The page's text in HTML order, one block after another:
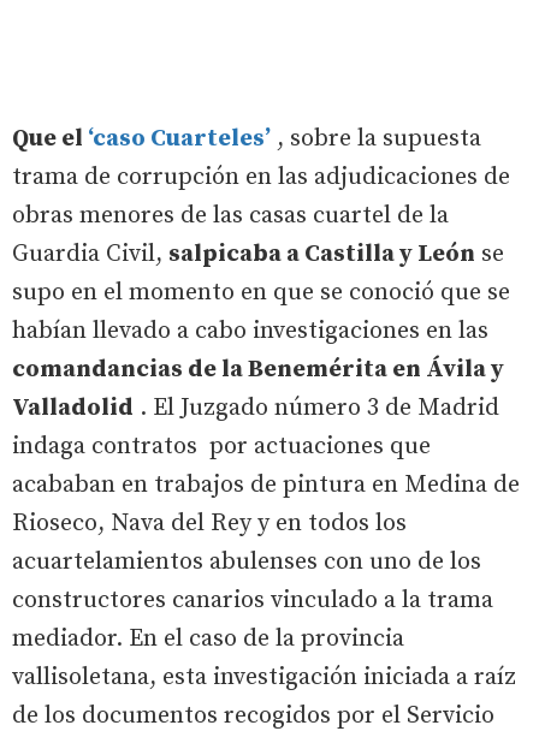
Que el ‘caso Cuarteles’ , sobre la supuesta
trama de corrupción en las adjudicaciones de
obras menores de las casas cuartel de la
Guardia Civil, salpicaba a Castilla y León se
supo en el momento en que se conoció que se
habían llevado a cabo investigaciones en las
comandancias de la Benemérita en Ávila y
Valladolid . El Juzgado número 3 de Madrid
indaga contratos por actuaciones que
acababan en trabajos de pintura en Medina de
Rioseco, Nava del Rey y en todos los
acuartelamientos abulenses con uno de los
constructores canarios vinculado a la trama
mediador. En el caso de la provincia
vallisoletana, esta investigación iniciada a raíz
de los documentos recogidos por el Servicio